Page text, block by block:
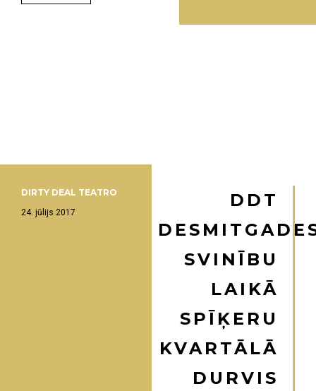
DIRTY DEAL TEATRO
24. jūlijs 2017
DDT
SVINĪBU
LAIKĀ
SPĪĶERU
KVARTĀLĀ
DURVIS